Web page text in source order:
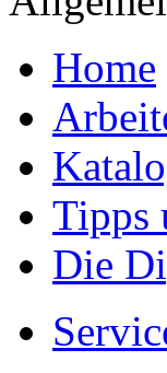
Home
Tipps
Die